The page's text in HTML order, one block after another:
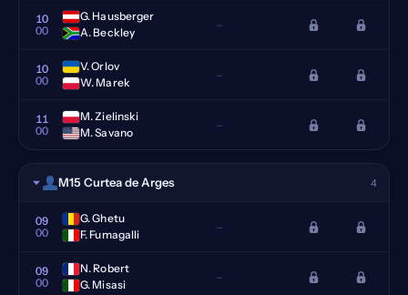
10
00
G. Hausberger
A. Beckley
–
10
00
V. Orlov
W. Marek
–
11
00
M. Zielinski
M. Savano
–
M15 Curtea de Arges 4
09
00
G. Ghetu
F. Fumagalli
–
09
00
N. Robert
G. Misasi
–